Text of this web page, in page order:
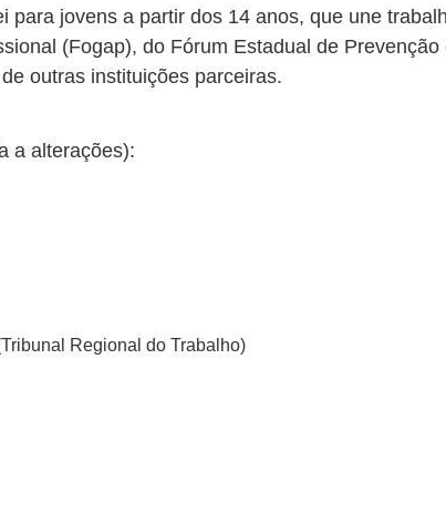
jovens a partir dos 14 anos, que une
(Fogap), do Fórum Estadual de
outras instituições parceiras.
a alterações):
Regional do Trabalho)